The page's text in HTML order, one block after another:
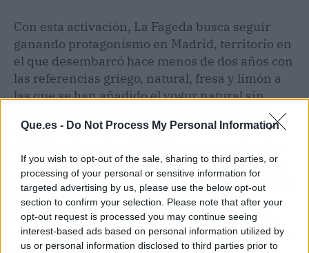
Que.es - Do Not Process My Personal Information
If you wish to opt-out of the sale, sharing to third parties, or
processing of your personal or sensitive information for
targeted advertising by us, please use the below opt-out
section to confirm your selection. Please note that after your
opt-out request is processed you may continue seeing
interest-based ads based on personal information utilized by
us or personal information disclosed to third parties prior to
Con esta activación, La Fageda busca seguir
ganando protagonismo en Madrid, territorio en
el que desembarcó hace menos de dos años con
las referencias griego, natural, fresa y limón a
las que se han añadido el yogur natural sin
referentes en Cataluña, con una cuota en valor
de más de 86 millones de unidades de yogures
y postres lácteos. Ahora, La Fageda busca seguir
creciendo en Madrid con el objetivo de
apuntalar y expandir su proyecto social para
seguir atendiendo a colectivos con necesidades